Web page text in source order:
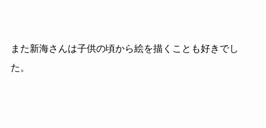
また新海さんは子供の頃から絵を描くことも好きでし
た。